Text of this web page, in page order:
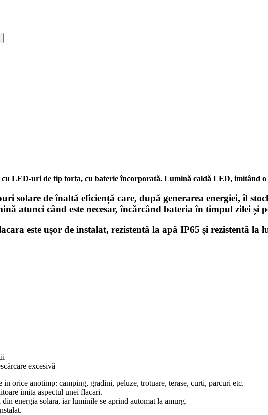
LED-uri de tip torta, cu baterie încorporată. Lumină caldă LED, imitând
solare de înaltă eficiență care, după generarea energiei, îl
atunci când este necesar, încărcând bateria în timpul zilei
este ușor de instalat, rezistentă la apă IP65 și rezistentă la
excesivă
in orice anotimp: camping, gradini, peluze, trotuare, terase, curti, parcuri etc.
imita aspectul unei flacari.
din energia solara, iar luminile se aprind automat la amurg.